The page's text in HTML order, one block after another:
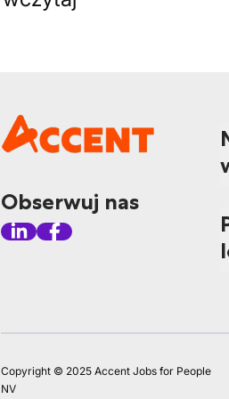
Obserwuj nas
Copyright © 2025 Accent Jobs for People
NV